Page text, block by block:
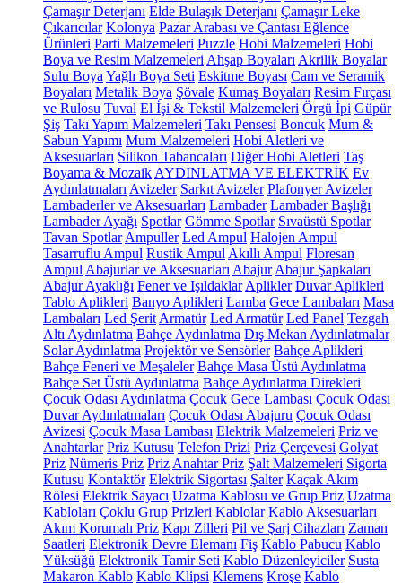
Çamaşır Deterjanı Elde Bulaşık Deterjanı Çamaşır Leke
Çıkarıcılar Kolonya Pazar Arabası ve Çantası Eğlence
Ürünleri Parti Malzemeleri Puzzle Hobi Malzemeleri Hobi
Boya ve Resim Malzemeleri Ahşap Boyaları Akrilik Boyalar
Sulu Boya Yağlı Boya Seti Eskitme Boyası Cam ve Seramik
Boyaları Metalik Boya Şövale Kumaş Boyaları Resim Fırçası
ve Rulosu Tuval El İşi & Tekstil Malzemeleri Örgü İpi Güpür
Şiş Takı Yapım Malzemeleri Takı Pensesi Boncuk Mum &
Sabun Yapımı Mum Malzemeleri Hobi Aletleri ve
Aksesuarları Silikon Tabancaları Diğer Hobi Aletleri Taş
Boyama & Mozaik AYDINLATMA VE ELEKTRİK Ev
Aydınlatmaları Avizeler Sarkıt Avizeler Plafonyer Avizeler
Lambaderler ve Aksesuarları Lambader Lambader Başlığı
Lambader Ayağı Spotlar Gömme Spotlar Sıvaüstü Spotlar
Tavan Spotlar Ampuller Led Ampul Halojen Ampul
Tasarruflu Ampul Rustik Ampul Akıllı Ampul Floresan
Ampul Abajurlar ve Aksesuarları Abajur Abajur Şapkaları
Abajur Ayaklığı Fener ve Işıldaklar Aplikler Duvar Aplikleri
Tablo Aplikleri Banyo Aplikleri Lamba Gece Lambaları Masa
Lambaları Led Şerit Armatür Led Armatür Led Panel Tezgah
Altı Aydınlatma Bahçe Aydınlatma Dış Mekan Aydınlatmalar
Solar Aydınlatma Projektör ve Sensörler Bahçe Aplikleri
Bahçe Feneri ve Meşaleler Bahçe Masa Üstü Aydınlatma
Bahçe Set Üstü Aydınlatma Bahçe Aydınlatma Direkleri
Çocuk Odası Aydınlatma Çocuk Gece Lambası Çocuk Odası
Duvar Aydınlatmaları Çocuk Odası Abajuru Çocuk Odası
Avizesi Çocuk Masa Lambası Elektrik Malzemeleri Priz ve
Anahtarlar Priz Kutusu Telefon Prizi Priz Çerçevesi Golyat
Priz Nümeris Priz Priz Anahtar Priz Şalt Malzemeleri Sigorta
Kutusu Kontaktör Elektrik Sigortası Şalter Kaçak Akım
Rölesi Elektrik Sayacı Uzatma Kablosu ve Grup Priz Uzatma
Kabloları Çoklu Grup Prizleri Kablolar Kablo Aksesuarları
Akım Korumalı Priz Kapı Zilleri Pil ve Şarj Cihazları Zaman
Saatleri Elektronik Devre Elemanı Fiş Kablo Pabucu Kablo
Yüksüğü Elektronik Tamir Seti Kablo Düzenleyiciler Susta
Makaron Kablo Kablo Klipsi Klemens Kroşe Kablo